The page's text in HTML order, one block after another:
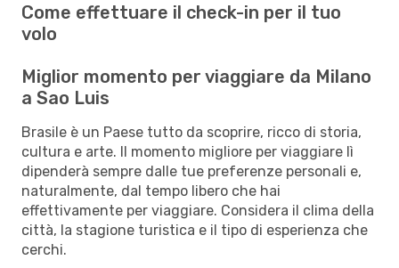
Come effettuare il check-in per il tuo
volo
Miglior momento per viaggiare da Milano
a Sao Luis
Brasile è un Paese tutto da scoprire, ricco di storia,
cultura e arte. Il momento migliore per viaggiare lì
dipenderà sempre dalle tue preferenze personali e,
naturalmente, dal tempo libero che hai
effettivamente per viaggiare. Considera il clima della
città, la stagione turistica e il tipo di esperienza che
cerchi.